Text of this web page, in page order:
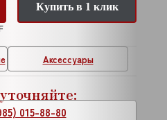
Аксессуары
Купить в 1 клик
015-88-80